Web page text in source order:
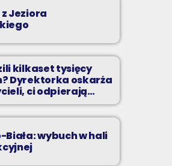
Jeziora
kilkaset tysięcy
Dyrektorka oskarża
ci odpierają
Biała: wybuch w hali